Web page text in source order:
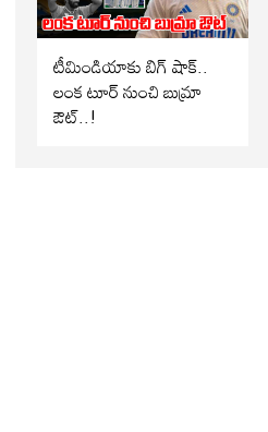
టీమిండియాకు బిగ్ షాక్..
లంక టూర్ నుంచి బుమ్రా
ఔట్..!